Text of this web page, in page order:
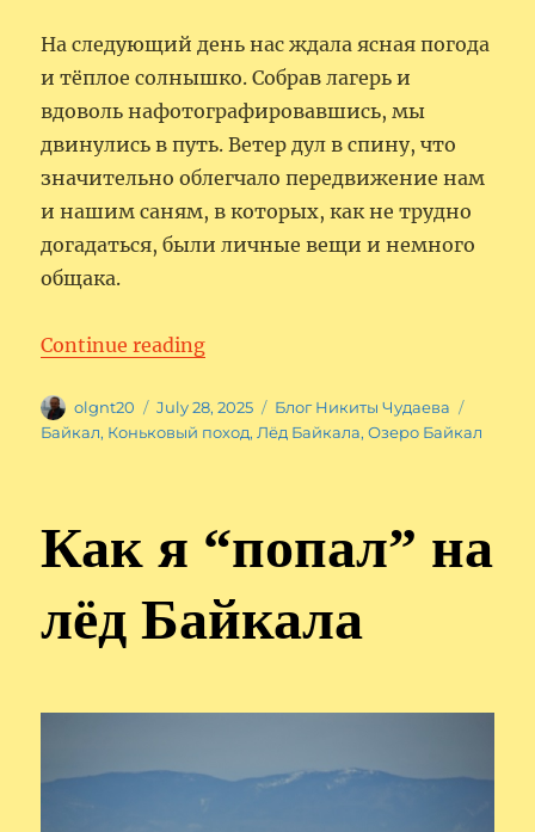
На следующий день нас ждала ясная погода
и тёплое солнышко. Собрав лагерь и
вдоволь нафотографировавшись, мы
двинулись в путь. Ветер дул в спину, что
значительно облегчало передвижение нам
и нашим саням, в которых, как не трудно
догадаться, были личные вещи и немного
общака.
Continue reading“Как я “попал” на лёд Байкала.
Author
olgnt20
Posted
on
July 28, 2025 Categories
Блог Никиты Чудаева
Байкал, Коньковый поход, Лёд Байкала,Озеро Байкал
Как я “попал” на
лёд Байкала